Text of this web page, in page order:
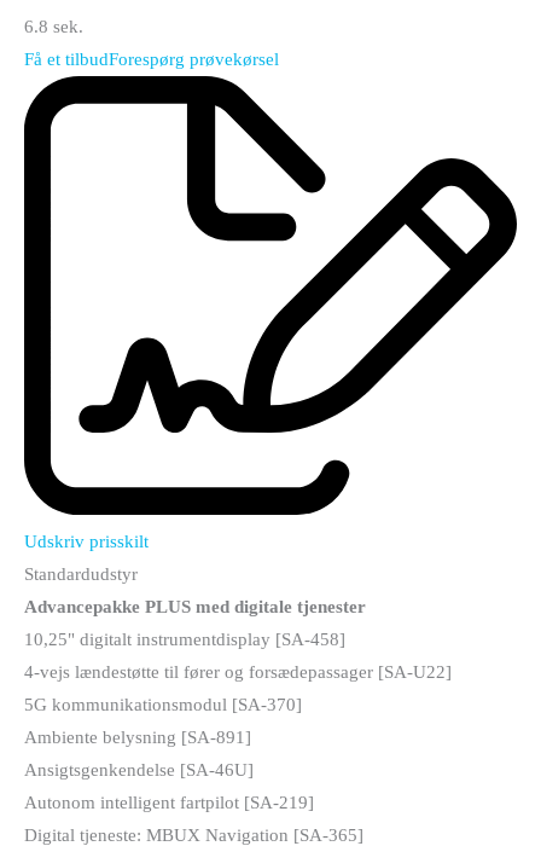
6.8 sek.
Få et tilbudForespørg prøvekørsel
Udskriv prisskilt
Standardudstyr
Advancepakke PLUS med digitale tjenester
10,25" digitalt instrumentdisplay [SA-458]
4-vejs lændestøtte til fører og forsædepassager [SA-U22]
5G kommunikationsmodul [SA-370]
Ambiente belysning [SA-891]
Ansigtsgenkendelse [SA-46U]
Autonom intelligent fartpilot [SA-219]
Digital tjeneste: MBUX Navigation [SA-365]